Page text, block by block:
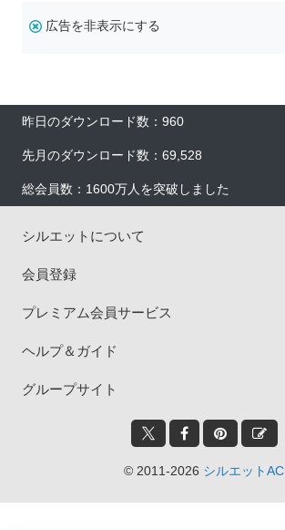
広告を非表示にする
昨日のダウンロード数：960
先月のダウンロード数：69,528
総会員数：1600万人を突破しました
シルエットについて
会員登録
プレミアム会員サービス
ヘルプ＆ガイド
グループサイト
© 2011-2026 シルエットAC